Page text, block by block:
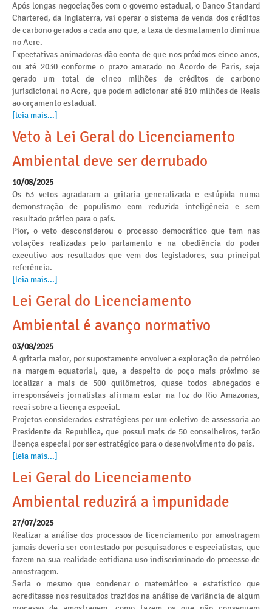
Após longas negociações com o governo estadual, o Banco Standard
Chartered, da Inglaterra, vai operar o sistema de venda dos créditos
de carbono gerados a cada ano que, a taxa de desmatamento diminua
no Acre.
Expectativas animadoras dão conta de que nos próximos cinco anos,
ou até 2030 conforme o prazo amarado no Acordo de Paris, seja
gerado um total de cinco milhões de créditos de carbono
jurisdicional no Acre, que podem adicionar até 810 milhões de Reais
ao orçamento estadual.
[leia mais...]
Veto à Lei Geral do Licenciamento
Ambiental deve ser derrubado
10/08/2025
Os 63 vetos agradaram a gritaria generalizada e estúpida numa
demonstração de populismo com reduzida inteligência e sem
resultado prático para o país.
Pior, o veto desconsiderou o processo democrático que tem nas
votações realizadas pelo parlamento e na obediência do poder
executivo aos resultados que vem dos legisladores, sua principal
referência.
[leia mais...]
Lei Geral do Licenciamento
Ambiental é avanço normativo
03/08/2025
A gritaria maior, por supostamente envolver a exploração de petróleo
na margem equatorial, que, a despeito do poço mais próximo se
localizar a mais de 500 quilômetros, quase todos abnegados e
irresponsáveis jornalistas afirmam estar na foz do Rio Amazonas,
recai sobre a licença especial.
Projetos considerados estratégicos por um coletivo de assessoria ao
Presidente da Republica, que possui mais de 50 conselheiros, terão
licença especial por ser estratégico para o desenvolvimento do país.
[leia mais...]
Lei Geral do Licenciamento
Ambiental reduzirá a impunidade
27/07/2025
Realizar a análise dos processos de licenciamento por amostragem
jamais deveria ser contestado por pesquisadores e especialistas, que
fazem na sua realidade cotidiana uso indiscriminado do processo de
amostragem.
Seria o mesmo que condenar o matemático e estatístico que
acreditasse nos resultados trazidos na análise de variância de algum